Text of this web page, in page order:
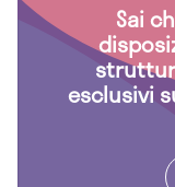
Sai
esclusivi